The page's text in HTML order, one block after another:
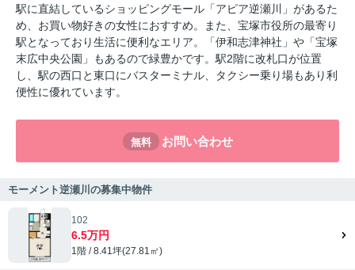
駅に直結しているショッピングモール「アピア逆瀬川」があるた
め、お買い物好きの女性におすすめ。また、宝塚市役所の最寄り
駅となっており生活に便利なエリア。「伊和志津神社」や「宝塚
末広中央公園」もあるので緑豊かです。駅2階に改札口が位置
し、駅の西口と東口にバスターミナル、タクシー乗り場もあり利
便性に優れています。
無料 お問い合わせ
モーメント逆瀬川の募集中物件
102
6.5万円
1階 / 8.41坪(27.81㎡)